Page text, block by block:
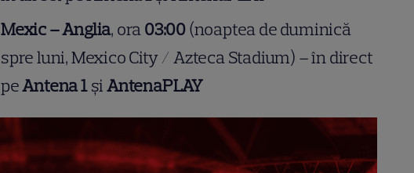
Mexic – Anglia, ora03:00(noaptea de duminică
spre luni, Mexico City / Azteca Stadium) – în direct
peAntena 1șiAntenaPLAY